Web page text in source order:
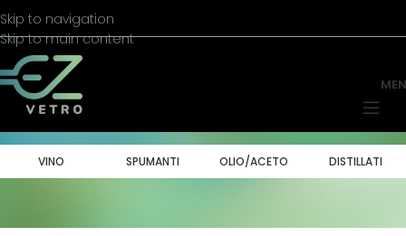
Skip to navigation
Skip to main content
VINO SPUMANTI OLIO/ACETO DISTILLATI